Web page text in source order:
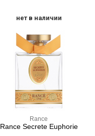
нет в наличии
Rance
Rance Secrete Euphorie